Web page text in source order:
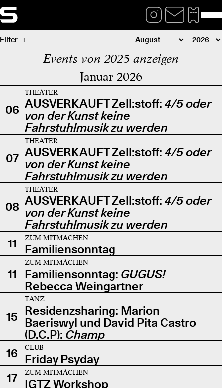
Filter
Events von 2025 anzeigen
Januar 2026
06
THEATER
AUSVERKAUFT Zell:stoff: 4/5 oder
von der Kunst keine
Fahrstuhlmusik zu werden
07
THEATER
AUSVERKAUFT Zell:stoff: 4/5 oder
von der Kunst keine
Fahrstuhlmusik zu werden
08
THEATER
AUSVERKAUFT Zell:stoff: 4/5 oder
von der Kunst keine
Fahrstuhlmusik zu werden
11
ZUM MITMACHEN
Familiensonntag
11
ZUM MITMACHEN
Familiensonntag: GUGUS!
Rebecca Weingartner
15
TANZ
Residenzsharing: Marion
Baeriswyl und David Pita Castro
(D.C.P): Champ
16
CLUB
Friday Psyday
17
ZUM MITMACHEN
IGTZ Workshop